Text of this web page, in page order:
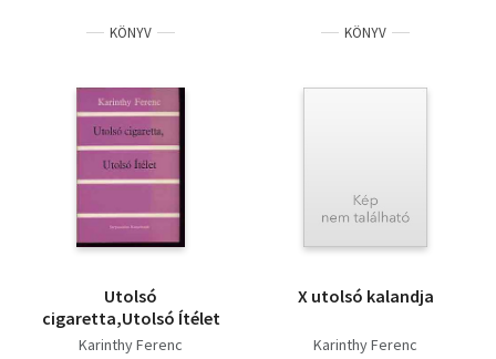
KÖNYV
Utolsó
cigaretta,Utolsó Ítélet
Karinthy Ferenc
KÖNYV
X utolsó kalandja
Karinthy Ferenc